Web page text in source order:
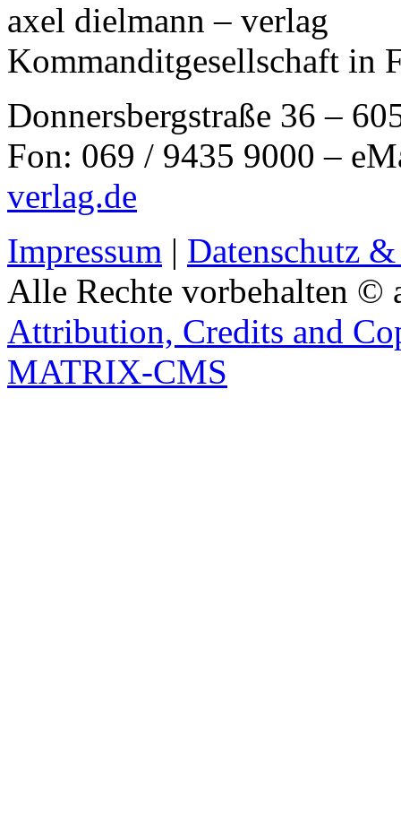
axel dielmann – verlag
Kommanditgesellschaft in
Donnersbergstraße 36 –
Fon: 069 / 9435 9000 –
verlag.de
Impressum | Datenschutz
Alle Rechte vorbehalten ©
Attribution, Credits and
MATRIX-CMS